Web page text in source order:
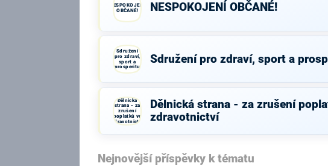
NESPOKOJENÍ
OBČANÉ!
NESPOKOJENÍ OBČANÉ!
Sdružení
pro zdraví,
sport a
prosperitu
Sdružení pro zdraví, sport a
Dělnická
strana - za
zrušení
poplatků ve
zdravotnictví
Dělnická strana - za zrušení
zdravotnictví
Nejnovější příspěvky k tématu